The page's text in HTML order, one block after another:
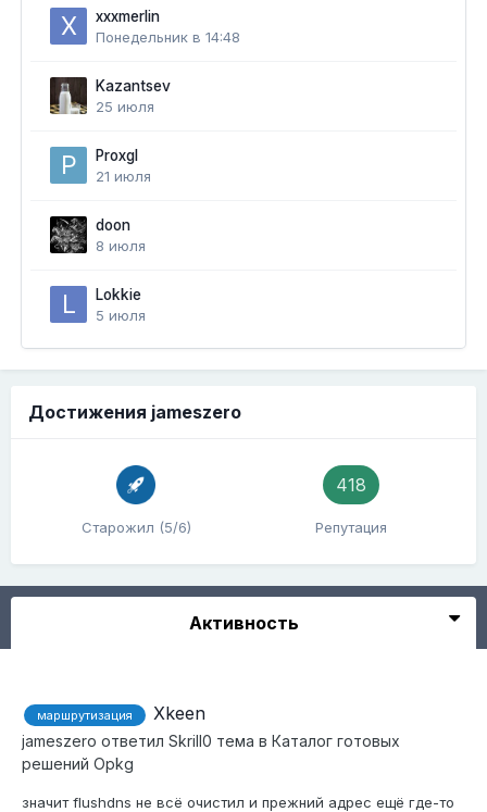
xxxmerlin
Понедельник в 14:48
Kazantsev
25 июля
Proxgl
21 июля
doon
8 июля
Lokkie
5 июля
Достижения jameszero
Старожил (5/6)
418
Репутация
Активность
маршрутизация Xkeen
jameszero ответил Skrill0 тема в Каталог готовых
решений Opkg
значит flushdns не всё очистил и прежний адрес ещё где-то